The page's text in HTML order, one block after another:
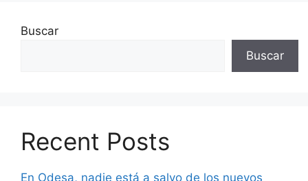
Buscar
Buscar
Recent Posts
En Odesa, nadie está a salvo de los nuevos